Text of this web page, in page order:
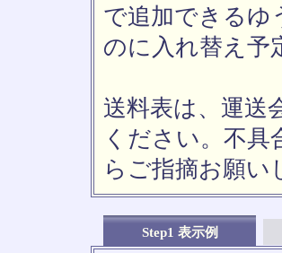
で追加できるゆ
のに入れ替え予
送料表は、運送
ください。不
らご指摘お願い
Step1 表示例